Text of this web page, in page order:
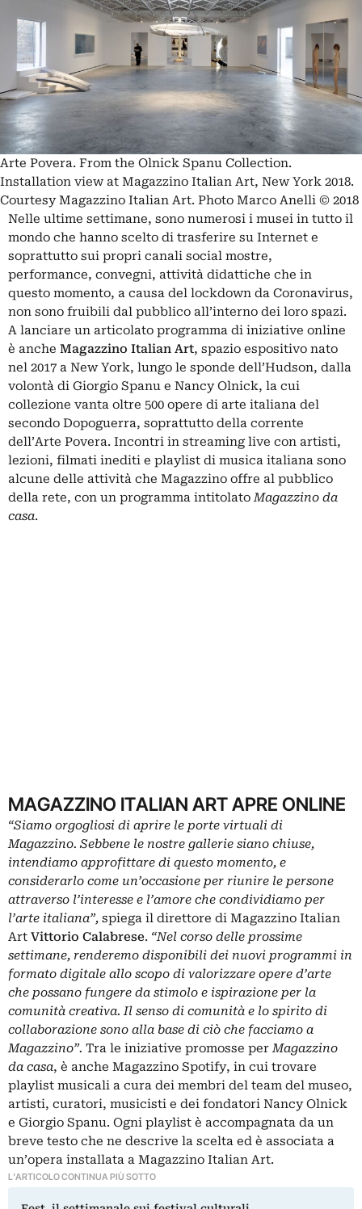
Arte Povera. From the Olnick Spanu Collection.
Installation view at Magazzino Italian Art, New York 2018.
Courtesy Magazzino Italian Art. Photo Marco Anelli © 2018
Nelle ultime settimane, sono numerosi i musei in tutto il
mondo che hanno scelto di trasferire su Internet e
soprattutto sui propri canali social mostre,
performance, convegni, attività didattiche che in
questo momento, a causa del lockdown da Coronavirus,
non sono fruibili dal pubblico all’interno dei loro spazi.
A lanciare un articolato programma di iniziative online
è anche Magazzino Italian Art, spazio espositivo nato
nel 2017 a New York, lungo le sponde dell’Hudson, dalla
volontà di Giorgio Spanu e Nancy Olnick, la cui
collezione vanta oltre 500 opere di arte italiana del
secondo Dopoguerra, soprattutto della corrente
dell’Arte Povera. Incontri in streaming live con artisti,
lezioni, filmati inediti e playlist di musica italiana sono
alcune delle attività che Magazzino offre al pubblico
della rete, con un programma intitolatoMagazzino da
casa.
MAGAZZINO ITALIAN ART APRE ONLINE
“Siamo orgogliosi di aprire le porte virtuali di
Magazzino. Sebbene le nostre gallerie siano chiuse,
intendiamo approfittare di questo momento, e
considerarlo come un’occasione per riunire le persone
attraverso l’interesse e l’amore che condividiamo per
l’arte italiana”, spiega il direttore di Magazzino Italian
Art Vittorio Calabrese. “Nel corso delle prossime
settimane, renderemo disponibili dei nuovi programmi in
formato digitale allo scopo di valorizzare opere d’arte
che possano fungere da stimolo e ispirazione per la
comunità creativa. Il senso di comunità e lo spirito di
collaborazione sono alla base di ciò che facciamo a
Magazzino”. Tra le iniziative promosse perMagazzino
da casa, è anche Magazzino Spotify, in cui trovare
playlist musicali a cura dei membri del team del museo,
artisti, curatori, musicisti e dei fondatori Nancy Olnick
e Giorgio Spanu. Ogni playlist è accompagnata da un
breve testo che ne descrive la scelta ed è associata a
un’opera installata a Magazzino Italian Art.
L'ARTICOLO CONTINUA PIÙ SOTTO